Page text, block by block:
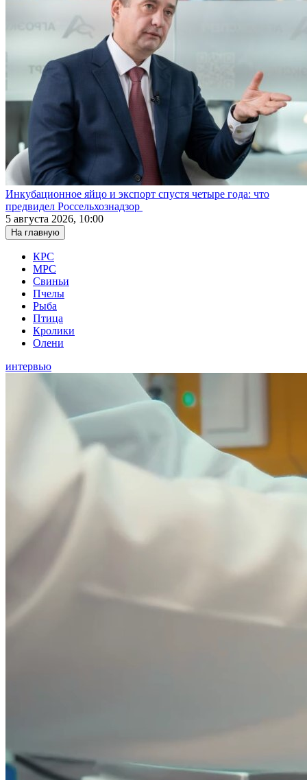
Инкубационное яйцо и экспорт спустя четыре года: что
предвидел Россельхознадзор
5 августа 2026, 10:00
На главную
КРС
МРС
Свиньи
Пчелы
Рыба
Птица
Кролики
Олени
интервью